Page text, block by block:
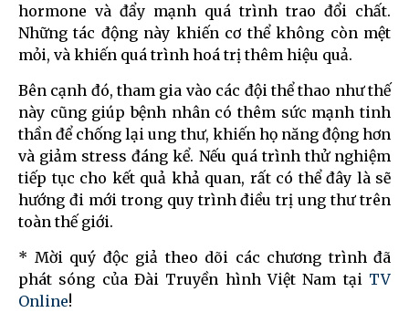
hormone và đẩy mạnh quá trình trao đổi chất.
Những tác động này khiến cơ thể không còn mệt
mỏi, và khiến quá trình hoá trị thêm hiệu quả.
Bên cạnh đó, tham gia vào các đội thể thao như thế
này cũng giúp bệnh nhân có thêm sức mạnh tinh
thần để chống lại ung thư, khiến họ năng động hơn
và giảm stress đáng kể. Nếu quá trình thử nghiệm
tiếp tục cho kết quả khả quan, rất có thể đây là sẽ
hướng đi mới trong quy trình điều trị ung thư trên
toàn thế giới.
* Mời quý độc giả theo dõi các chương trình đã
phát sóng của Đài Truyền hình Việt Nam tại TV
Online!